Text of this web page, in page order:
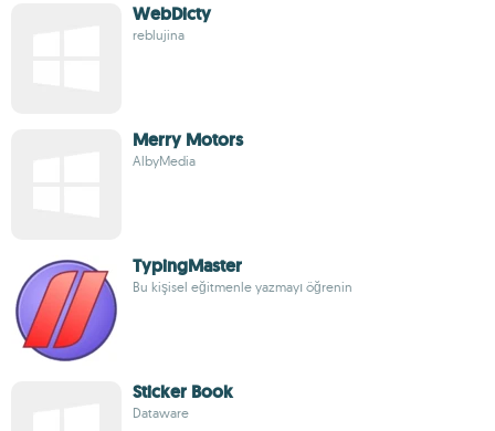
WebDicty
reblujina
Merry Motors
AlbyMedia
TypingMaster
Bu kişisel eğitmenle yazmayı öğrenin
Sticker Book
Dataware